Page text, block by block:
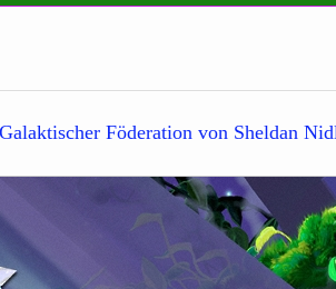
Föderation von Sheldan